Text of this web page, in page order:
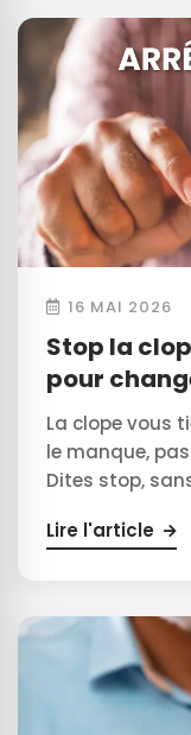
16 MAI 2026
Stop la
pour
La clope vous
le manque,
Dites stop,
Lire l'article